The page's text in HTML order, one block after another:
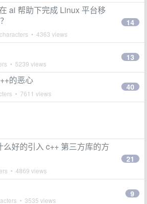
ai 帮助下完成 Linux 平台移
• 4363 views
14
• 5239 views
13
的恶心
• 7611 views
40
么好的引入 c++ 第三方库的方
• 4869 views
21
• 3535 views
9